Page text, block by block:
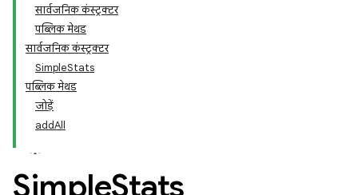
सार्वजनिक कंस्ट्रक्टर
पब्लिक मेथड
सार्वजनिक कंस्ट्रक्टर
SimpleStats
पब्लिक मेथड
जोड़ें
addAll
SimpleStats